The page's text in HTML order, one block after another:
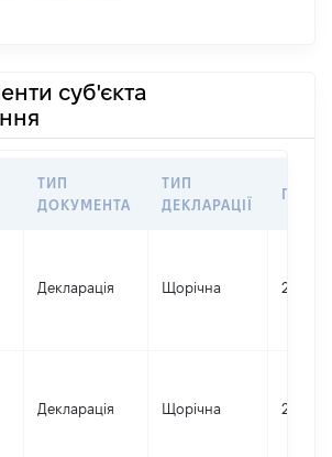
суб'єкта
ТИП
ДОКУМЕНТА
ТИП
ДЕКЛАРАЦІЇ
Декларація Щорічна 2025
Декларація Щорічна 2024